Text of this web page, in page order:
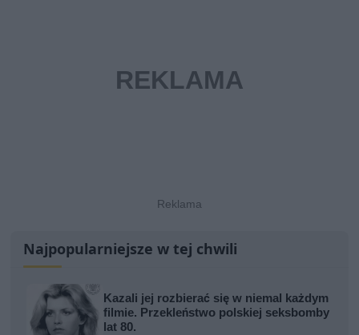
Najpopularniejsze w tej chwili
Kazali jej rozbierać się w niemal każdym
filmie. Przekleństwo polskiej seksbomby
lat 80.